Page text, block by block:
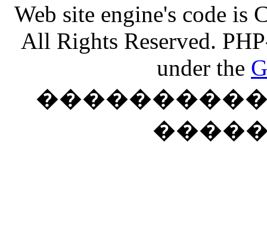
Web site engine's code
All Rights Reserved.
under the
����������